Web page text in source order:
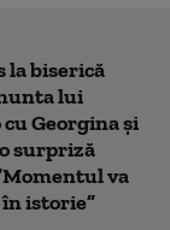
la biserică
lui
cu Georgina și
surpriză
va
istorie”